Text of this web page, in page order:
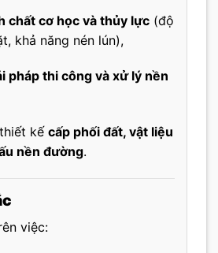
chất cơ học và thủy lực(độ
khả năng nén lún),
pháp thi công và xử lý nền
kế cấp phối đất, vật liệu
nền đường.
việc: